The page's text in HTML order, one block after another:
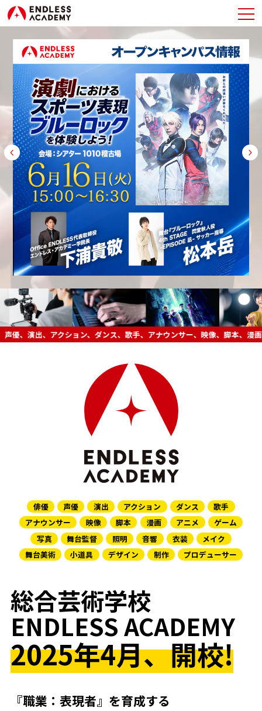
最新情報
教育方針
学校案内
オープンキャンパス
パンフレット
ダウンロード
入学案内
俳優 声優 演出 アクション ダンス
歌手
アナウンサー
映像 脚本 漫画 アニメ
ゲーム
写真
舞台監督 照明 音響 衣装
メイク
舞台美術
小道具 デザイン 制作 プロデューサー
総合芸術学校
ENDLESS ACADEMY
2025年4月、開校!
『職業：表現者』を育成する